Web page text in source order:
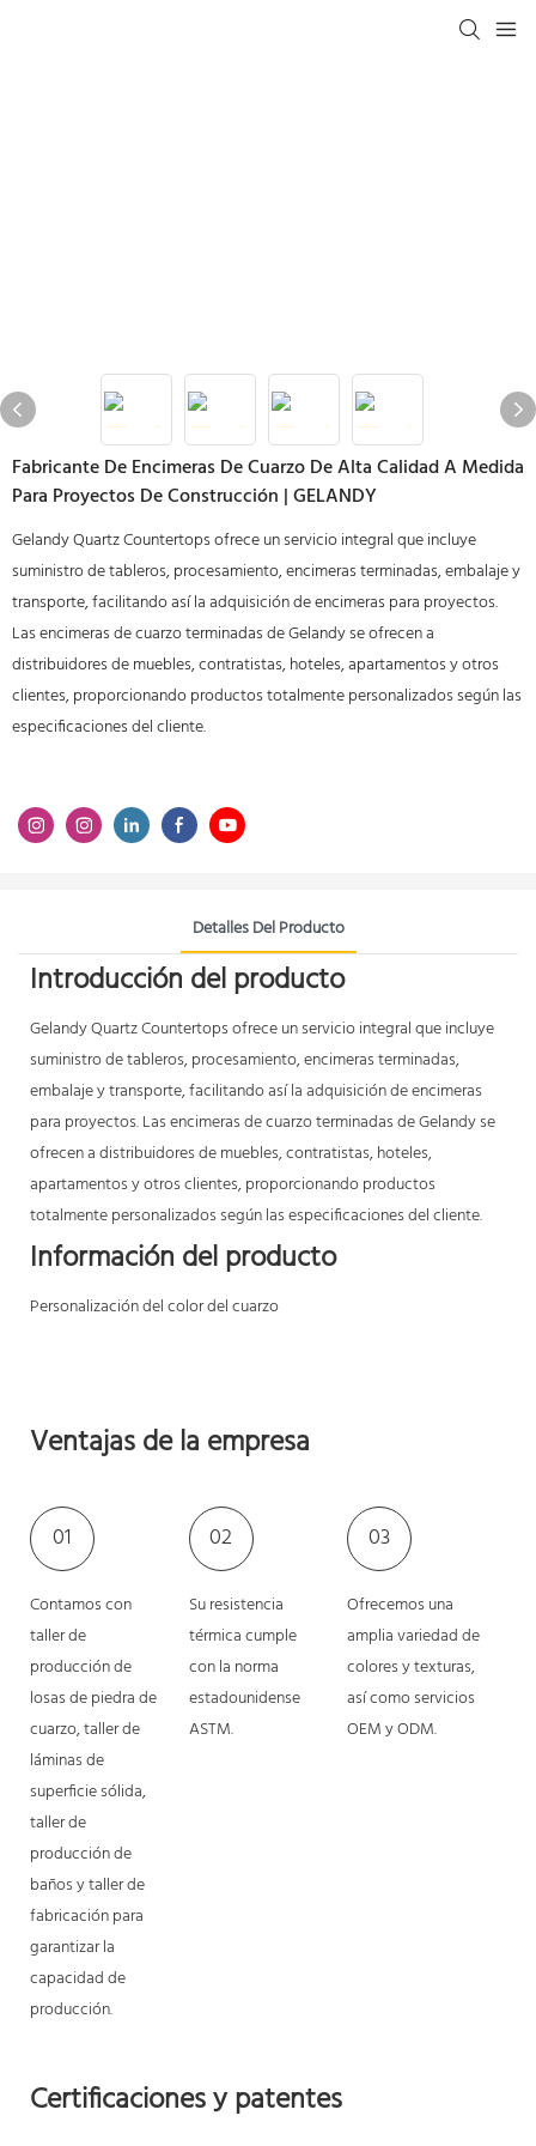
Fabricante De Encimeras De Cuarzo De Alta Calidad A Medida
Para Proyectos De Construcción | GELANDY
Gelandy Quartz Countertops ofrece un servicio integral que incluye
suministro de tableros, procesamiento, encimeras terminadas, embalaje y
transporte, facilitando así la adquisición de encimeras para proyectos.
Las encimeras de cuarzo terminadas de Gelandy se ofrecen a
distribuidores de muebles, contratistas, hoteles, apartamentos y otros
clientes, proporcionando productos totalmente personalizados según las
especificaciones del cliente.
Detalles Del Producto
Introducción del producto
Gelandy Quartz Countertops ofrece un servicio integral que incluye
suministro de tableros, procesamiento, encimeras terminadas,
embalaje y transporte, facilitando así la adquisición de encimeras
para proyectos. Las encimeras de cuarzo terminadas de Gelandy se
ofrecen a distribuidores de muebles, contratistas, hoteles,
apartamentos y otros clientes, proporcionando productos
totalmente personalizados según las especificaciones del cliente.
Información del producto
Personalización del color del cuarzo
Ventajas de la empresa
01
Contamos con
taller de
producción de
losas de piedra de
cuarzo, taller de
láminas de
superficie sólida,
taller de
producción de
baños y taller de
fabricación para
garantizar la
capacidad de
producción.
02
Su resistencia
térmica cumple
con la norma
estadounidense
ASTM.
03
Ofrecemos una
amplia variedad de
colores y texturas,
así como servicios
OEM y ODM.
Certificaciones y patentes